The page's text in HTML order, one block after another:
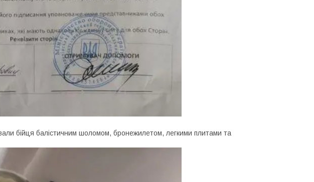
бійця балістичним шоломом, бронежилетом, легкими плитами та